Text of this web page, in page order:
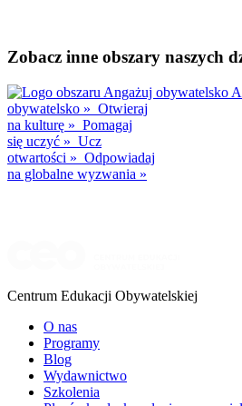
Zobacz inne obszary naszych
obywatelsko » Otwieraj
na kulturę » Pomagaj
się uczyć » Ucz
otwartości » Odpowiadaj
na globalne wyzwania »
Centrum Edukacji Obywatelskiej
O nas
Programy
Blog
Wydawnictwo
Szkolenia